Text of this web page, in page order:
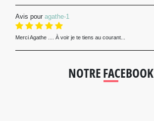
Avis pour agathe-1
Merci Agathe .... À voir je te tiens au courant...
NOTRE FACEBOOK